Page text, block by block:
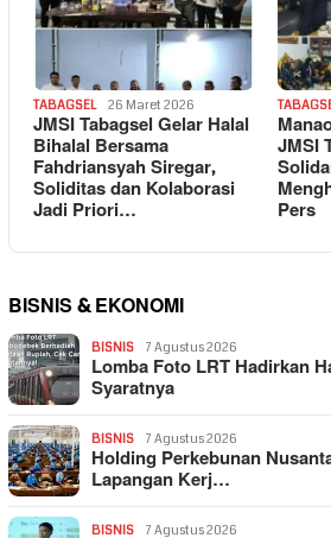
TABAGSEL 26 Maret 2026
JMSI Tabagsel Gelar Halal
Bihalal Bersama
Fahdriansyah Siregar,
Soliditas dan Kolaborasi
Jadi Priori…
JMSI
Pers
BISNIS & EKONOMI
BISNIS 7 Agustus 2026
Lomba Foto LRT Hadirkan
Syaratnya
BISNIS 7 Agustus 2026
Holding Perkebunan
Lapangan Kerj…
BISNIS 7 Agustus 2026